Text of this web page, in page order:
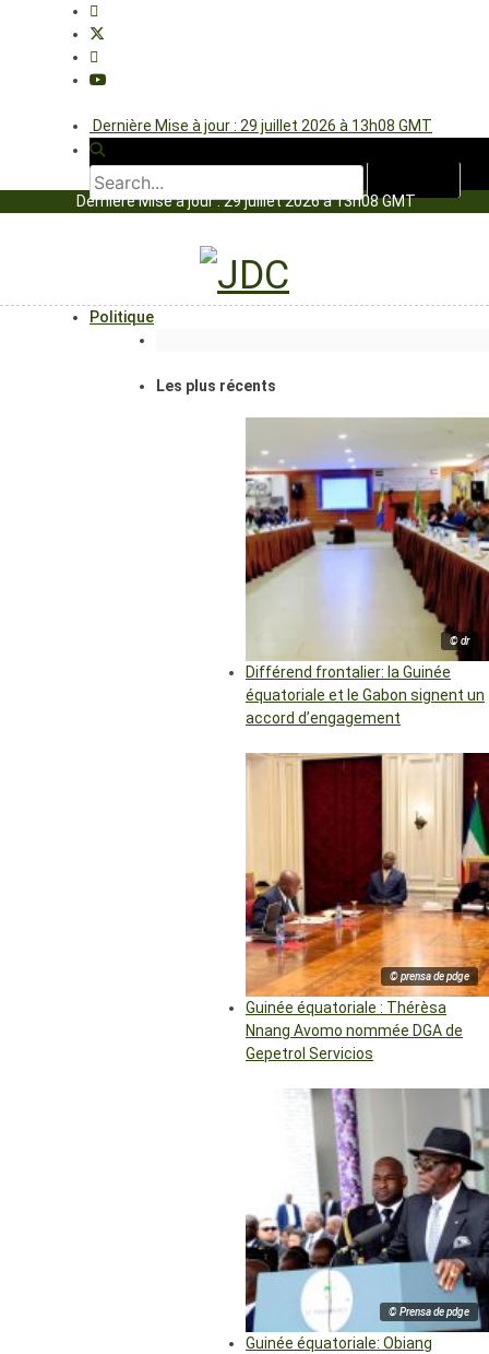
Dernière Mise à jour : 29 juillet 2026 à 13h08 GMT
Dernière Mise à jour : 29 juillet 2026 à 13h08 GMT
Politique
Les plus récents
© dr
Différend frontalier: la Guinée
équatoriale et le Gabon signent un
accord d’engagement
© prensa de pdge
Guinée équatoriale : Thérèsa
Nnang Avomo nommée DGA de
Gepetrol Servicios
© Prensa de pdge
Guinée équatoriale: Obiang